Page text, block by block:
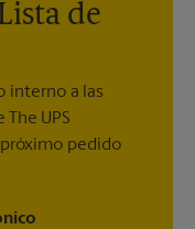
de
interno a las
UPS
pedido